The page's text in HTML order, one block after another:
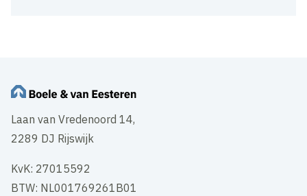
Laan van Vredenoord 14,
2289 DJ Rijswijk
KvK: 27015592
BTW: NL001769261B01